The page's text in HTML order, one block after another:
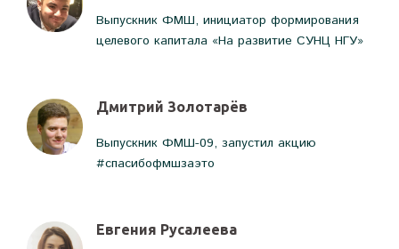
Выпускник ФМШ, инициатор формирования
целевого капитала «На развитие СУНЦ НГУ»
Дмитрий Золотарёв
Выпускник ФМШ-09, запустил акцию
#спасибофмшзаэто
Евгения Русалеева